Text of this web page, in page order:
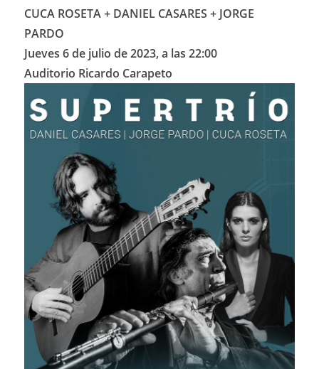
CUCA ROSETA + DANIEL CASARES + JORGE
PARDO
Jueves 6 de julio de 2023, a las 22:00
Auditorio Ricardo Carapeto